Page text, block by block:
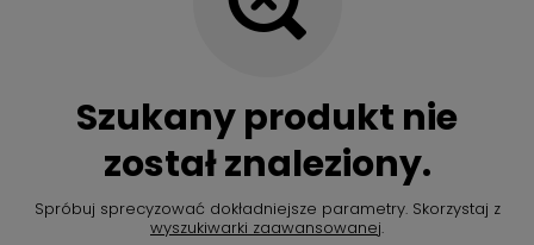
Szukany produkt nie
został znaleziony.
Spróbuj sprecyzować dokładniejsze parametry. Skorzystaj z
wyszukiwarki zaawansowanej.